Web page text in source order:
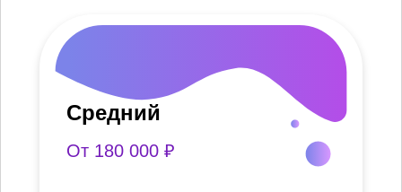
Средний
От 180 000 ₽